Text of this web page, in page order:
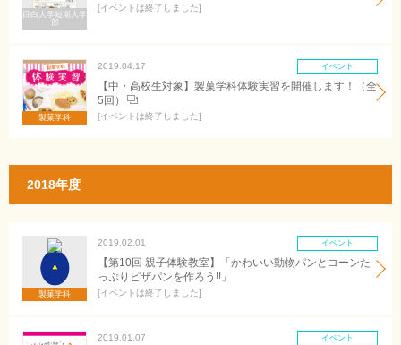
イベントは終了しました
目白大学短期大学
部
2019.04.17 イベント
【中・高校生対象】製菓学科体験実習を開催します！（全
5回）
イベントは終了しました
製菓学科
2018年度
2019.02.01 イベント
【第10回 親子体験教室】「かわいい動物パンとコーンた
っぷりピザパンを作ろう!!」
イベントは終了しました
製菓学科
2019.01.07 イベント